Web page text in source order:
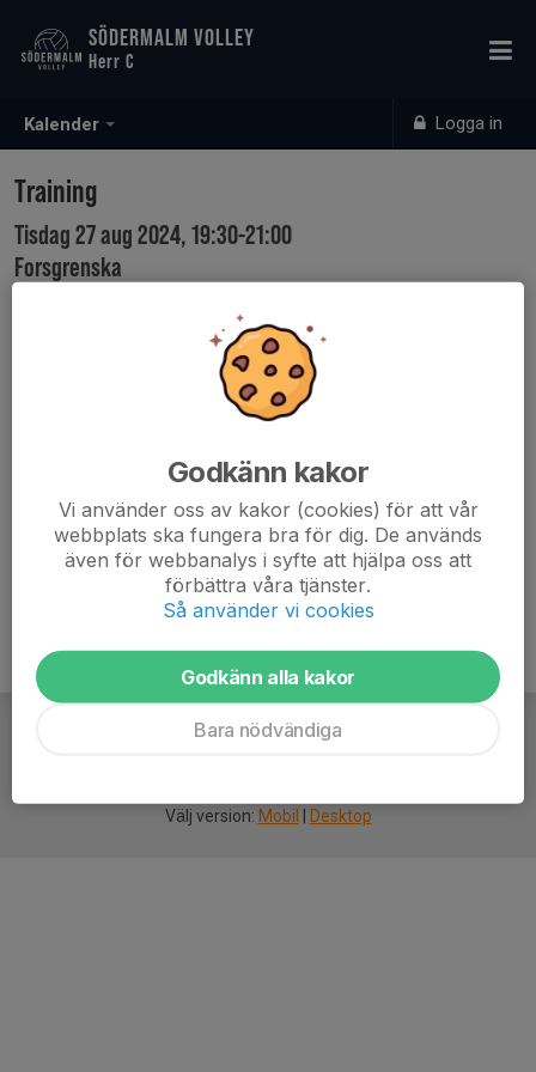
Kalender Logga in
SÖDERMALM VOLLEY
Herr C
Training
Tisdag 27 aug 2024, 19:30-21:00
Forsgrenska
Välj version: Mobil Desktop
Godkänn kakor
Vi använder oss av kakor (cookies) för att vår
webbplats ska fungera bra för dig. De används
även för webbanalys i syfte att hjälpa oss att
förbättra våra tjänster.
Så använder vi cookies
Godkänn alla kakor
Bara nödvändiga